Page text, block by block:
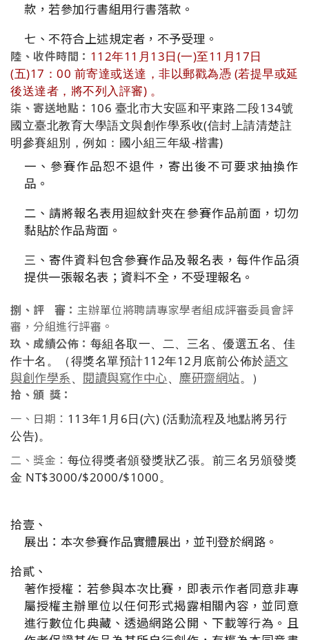
款，若參加行書組用行書落款。
七、不符合上述規定者，不予受理。
陸、收件時間： 112年11月13日(一)至11月17日
(五)17：00 前寄達或送達，非以郵戳為憑 (若提早或延
後送達者，將不列入評審) 。
柒、寄送地點： 106 臺北市大安區和平東路二段134號
國立臺北教育大學語文與創作學系收(信封上請清楚註
明參賽組別，例如：國小組三年級-楷書)
一、參賽作品恕不退件，寄出後不可要求抽換作
品。
二、請將報名表用迴紋針夾在參賽作品前面，切勿
黏貼於作品背面。
三、寄件資料包含參賽作品及報名表，每件作品須
提供一張報名表；資料不全，不受理報名。
捌、評 審： 主辦單位將聘請專家學者組成評審委員會評
審，分組進行評審。
玖、成績公佈： 每組各取一、二、三名、優選五名、佳
作十名。（得獎名單預計112年12月底前公佈於語文
與創作學系、 閱讀與寫作中心、 麋研齋網站。）
拾、頒 獎：
一、日期： 113年1月6日(六) (活動流程及地點將另行
公告)。
二、獎金： 每位得獎者頒發獎狀乙張。前三名另頒發獎
金 NT$3000/$2000/$1000。
拾壹、
展出：本次參賽作品實體展出，並刊登於網路。
拾貳、
著作授權：若參與本次比賽，即表示作者同意非專
屬授權主辦單位以任何形式揭露相關內容，並同意
進行數位化典藏、透過網路公開、下載等行為。且